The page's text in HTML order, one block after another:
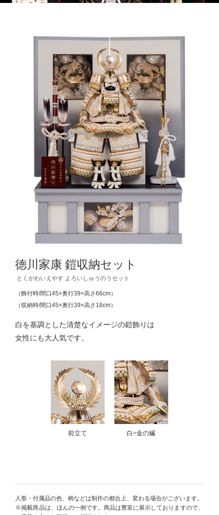
徳川家康 鎧収納セット
とくがわいえやす よろいしゅうのうセット
（飾付時/間口45×奥行39×高さ66cm）
（収納時/間口45×奥行39×高さ18cm）
白を基調とした清楚なイメージの鎧飾りは
女性にも大人気です。
前立て 白×金の縅
人形・付属品の色、柄などは制作の都合上、変わる場合がございます。
※掲載商品は、ほんの一例です。商品は豊富に展示しておりますので、